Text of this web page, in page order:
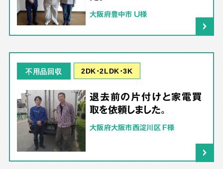
大阪府豊中市 U様
不用品回収 2DK･2LDK･3K
退去前の片付けと家電買
取を依頼しました。
大阪府大阪市西淀川区 F様